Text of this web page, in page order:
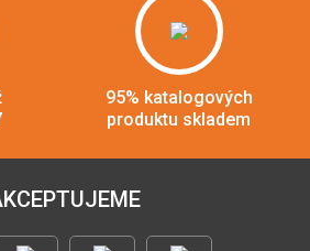
95% katalogových
produktu skladem